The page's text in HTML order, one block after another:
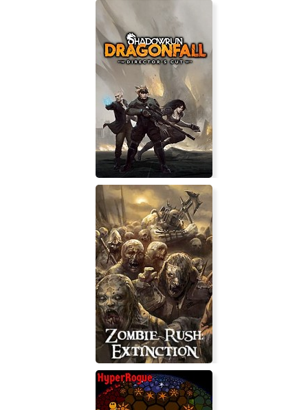
Ashley: The Emptiness Inside
Shadowrun: Dragonfall - Director's
Cut